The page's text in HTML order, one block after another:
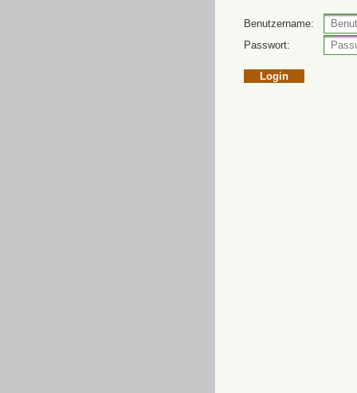
Benutzername:
Passwort: